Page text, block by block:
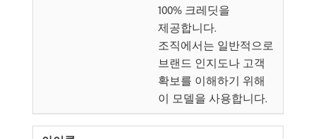
100% 크레딧을
제공합니다.
조직에서는 일반적으로
브랜드 인지도나 고객
확보를 이해하기 위해
이 모델을 사용합니다.